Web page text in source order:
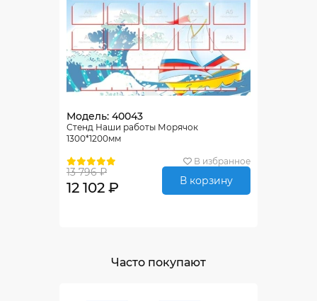
Модель: 40043
Стенд Наши работы Морячок
1300*1200мм
В избранное
13 796 ₽
12 102 ₽ В корзину
Часто покупают